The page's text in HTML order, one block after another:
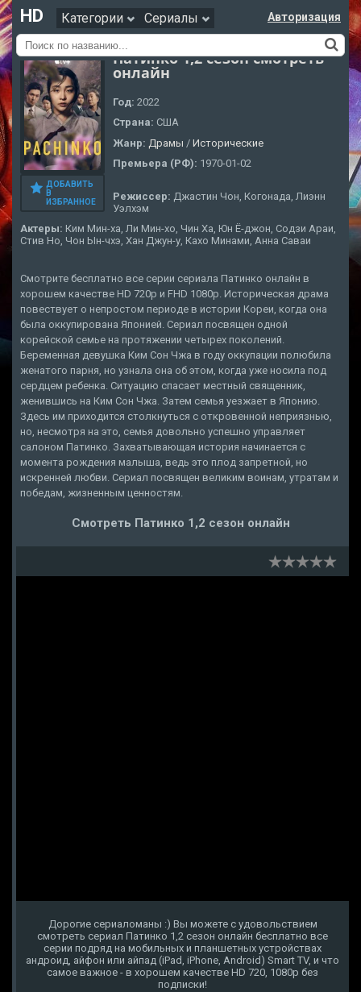
HD Категории Сериалы Авторизация
ДОБАВИТЬ
В
ИЗБРАННОЕ
Патинко 1,2 сезон смотреть
онлайн
Год: 2022
Страна: США
Жанр: Драмы / Исторические
Премьера (РФ): 1970-01-02
Режиссер: Джастин Чон, Когонада, Лиэнн
Уэлхэм
Актеры: Ким Мин-ха, Ли Мин-хо, Чин Ха, Юн Ё-джон, Содзи Араи,
Стив Но, Чон Ын-чхэ, Хан Джун-у, Кахо Минами, Анна Саваи
Смотрите бесплатно все серии сериала Патинко онлайн в
хорошем качестве HD 720p и FHD 1080p. Историческая драма
повествует о непростом периоде в истории Кореи, когда она
была оккупирована Японией. Сериал посвящен одной
корейской семье на протяжении четырех поколений.
Беременная девушка Ким Сон Чжа в году оккупации полюбила
женатого парня, но узнала она об этом, когда уже носила под
сердцем ребенка. Ситуацию спасает местный священник,
женившись на Ким Сон Чжа. Затем семья уезжает в Японию.
Здесь им приходится столкнуться с откровенной неприязнью,
но, несмотря на это, семья довольно успешно управляет
салоном Патинко. Захватывающая история начинается с
момента рождения малыша, ведь это плод запретной, но
искренней любви. Сериал посвящен великим воинам, утратам и
победам, жизненным ценностям.
Смотреть Патинко 1,2 сезон онлайн
Дорогие сериаломаны :) Вы можете с удовольствием
смотреть сериал Патинко 1,2 сезон онлайн бесплатно все
серии подряд на мобильных и планшетных устройствах
андроид, айфон или айпад (iPad, iPhone, Android) Smart TV, и что
самое важное - в хорошем качестве HD 720, 1080p без
подписки!